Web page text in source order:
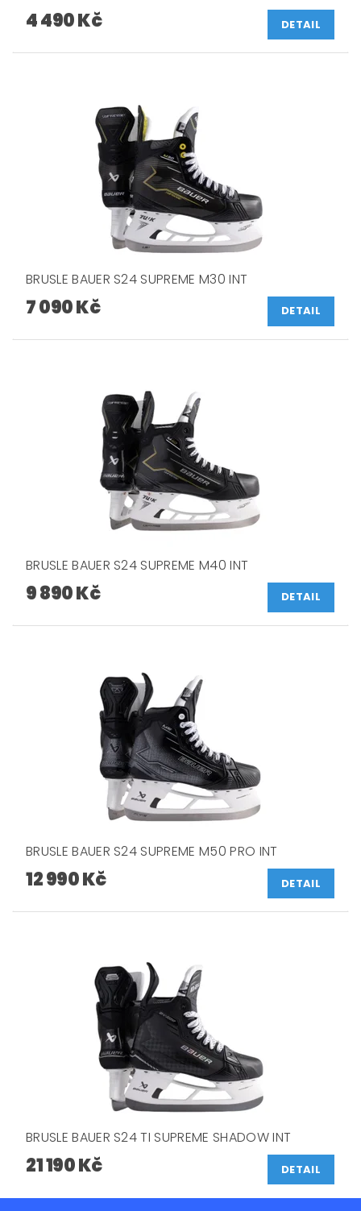
4 490 Kč DETAIL
BRUSLE BAUER S24 SUPREME M30 INT
7 090 Kč DETAIL
BRUSLE BAUER S24 SUPREME M40 INT
9 890 Kč DETAIL
BRUSLE BAUER S24 SUPREME M50 PRO INT
12 990 Kč DETAIL
BRUSLE BAUER S24 TI SUPREME SHADOW INT
21 190 Kč DETAIL